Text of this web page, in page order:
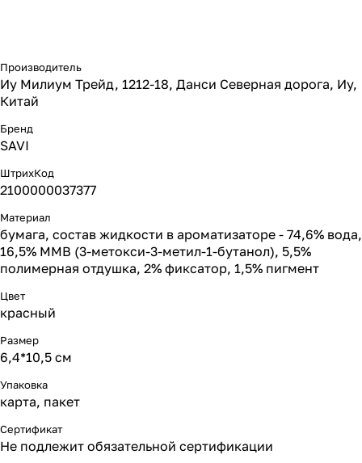
Производитель
Иу Милиум Трейд, 1212-18, Данси Северная дорога, Иу,
Китай
Бренд
SAVI
ШтрихКод
2100000037377
Материал
бумага, состав жидкости в ароматизаторе - 74,6% вода,
16,5% ММВ (3-метокси-3-метил-1-бутанол), 5,5%
полимерная отдушка, 2% фиксатор, 1,5% пигмент
Цвет
красный
Размер
6,4*10,5 см
Упаковка
карта, пакет
Сертификат
Не подлежит обязательной сертификации